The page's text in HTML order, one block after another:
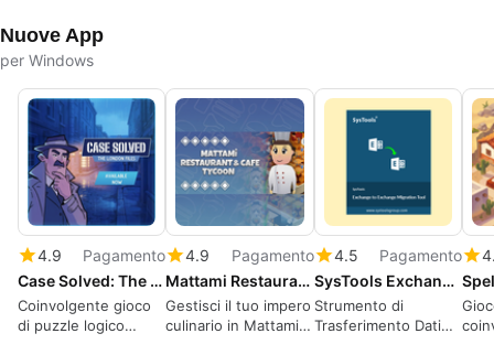
Nuove App
per Windows
4.9
Pagamento
Case Solved: The London Files
Coinvolgente gioco
di puzzle logico
4.9
Pagamento
Mattami Restaurant & Cafe Tycoon
Gestisci il tuo impero
culinario in Mattami
4.5
Pagamento
SysTools Exchange to Exchange Migration Tool
Strumento di
Trasferimento Dati